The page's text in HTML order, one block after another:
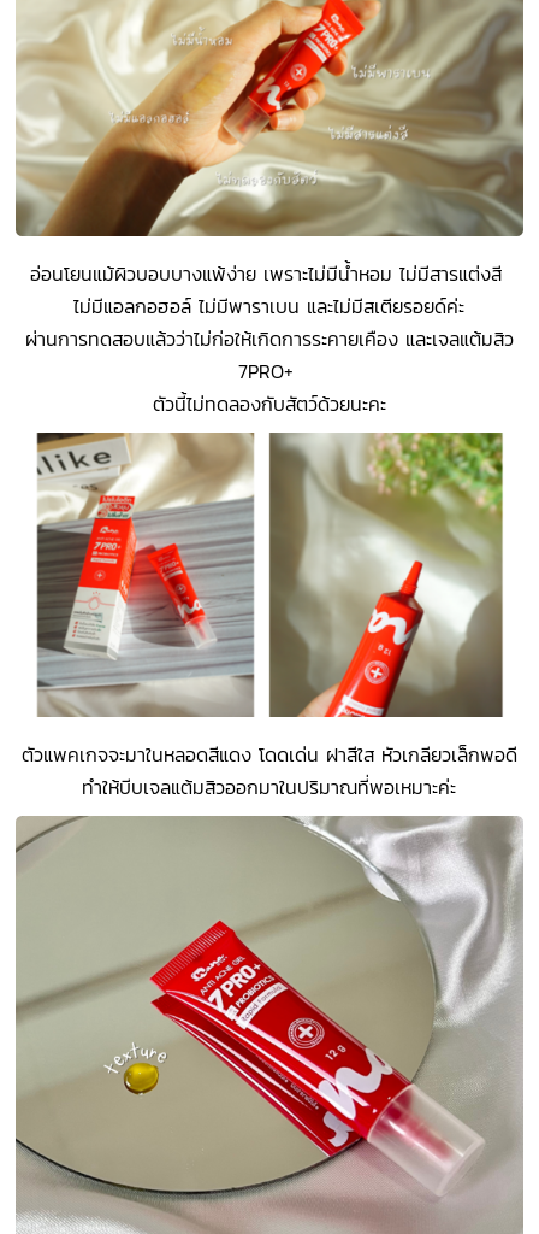
อ่อนโยนแม้ผิวบอบบางแพ้ง่าย เพราะไม่มีน้ำหอม ไม่มีสารแต่งสี
ไม่มีแอลกอฮอล์ ไม่มีพาราเบน และไม่มีสเตียรอยด์ค่ะ
ผ่านการทดสอบแล้วว่าไม่ก่อให้เกิดการระคายเคือง และเจลแต้มสิว
7PRO+
ตัวนี้ไม่ทดลองกับสัตว์ด้วยนะคะ
ตัวแพคเกจจะมาในหลอดสีแดง โดดเด่น ฝาสีใส หัวเกลียวเล็กพอดี
ทำให้บีบเจลแต้มสิวออกมาในปริมาณที่พอเหมาะค่ะ